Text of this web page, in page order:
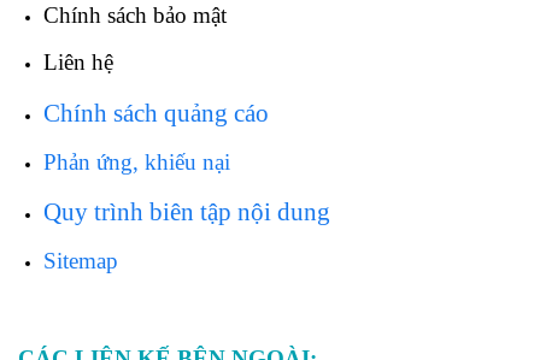
Chính sách bảo mật
Liên hệ
Chính sách quảng cáo
Phản ứng, khiếu nại
Quy trình biên tập nội dung
Sitemap